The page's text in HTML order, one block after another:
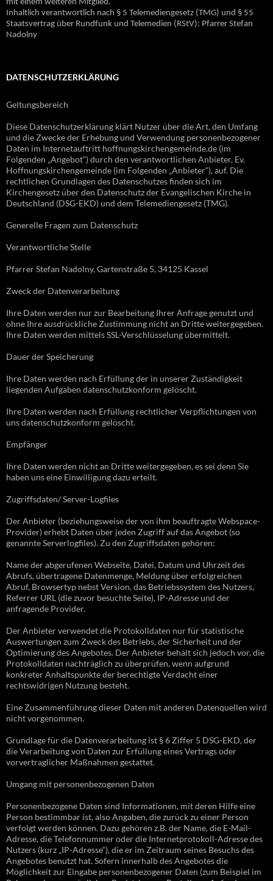
mit einem weiteren Mitglied.
Inhaltlich verantwortlich nach § 5 Telemediengesetz (TMG) und § 55
Staatsvertrag über Rundfunk und Telemedien (RStV): Pfarrer Stefan
Nadolny
DATENSCHUTZERKLÄRUNG
Geltungsbereich
Diese Datenschutzerklärung klärt Nutzer über die Art, den Umfang
und die Zwecke der Erhebung und Verwendung personenbezogener
Daten im Internetauftritt hoffnungskirchengemeinde.de (im
Folgenden „Angebot“) durch den verantwortlichen Anbieter, Ev.
Hoffnungskirchengemeinde (im Folgenden „Anbieter“), auf. Die
rechtlichen Grundlagen des Datenschutzes finden sich im
Kirchengesetz über den Datenschutz der Evangelischen Kirche in
Deutschland (DSG-EKD) und dem Telemediengesetz (TMG).
Generelle Fragen zum Datenschutz
Verantwortliche Stelle
Pfarrer Stefan Nadolny, Gartenstraße 5, 34125 Kassel
Zweck der Datenverarbeitung
Ihre Daten werden nur zur Bearbeitung Ihrer Anfrage genutzt und
ohne Ihre ausdrückliche Zustimmung nicht an Dritte weitergegeben.
Ihre Daten werden mittels SSL-Verschlüsselung übermittelt.
Dauer der Speicherung
Ihre Daten werden nach Erfüllung der in unserer Zuständigkeit
liegenden Aufgaben datenschutzkonform gelöscht.
Ihre Daten werden nach Erfüllung rechtlicher Verpflichtungen von
uns datenschutzkonform gelöscht.
Empfänger
Ihre Daten werden nicht an Dritte weitergegeben, es sei denn Sie
haben uns eine Einwilligung dazu erteilt.
Zugriffsdaten/ Server-Logfiles
Der Anbieter (beziehungsweise der von ihm beauftragte Webspace-
Provider) erhebt Daten über jeden Zugriff auf das Angebot (so
genannte Serverlogfiles). Zu den Zugriffsdaten gehören:
Name der abgerufenen Webseite, Datei, Datum und Uhrzeit des
Abrufs, übertragene Datenmenge, Meldung über erfolgreichen
Abruf, Browsertyp nebst Version, das Betriebssystem des Nutzers,
Referrer URL (die zuvor besuchte Seite), IP-Adresse und der
anfragende Provider.
Der Anbieter verwendet die Protokolldaten nur für statistische
Auswertungen zum Zweck des Betriebs, der Sicherheit und der
Optimierung des Angebotes. Der Anbieter behält sich jedoch vor, die
Protokolldaten nachträglich zu überprüfen, wenn aufgrund
konkreter Anhaltspunkte der berechtigte Verdacht einer
rechtswidrigen Nutzung besteht.
Eine Zusammenführung dieser Daten mit anderen Datenquellen wird
nicht vorgenommen.
Grundlage für die Datenverarbeitung ist § 6 Ziffer 5 DSG-EKD, der
die Verarbeitung von Daten zur Erfüllung eines Vertrags oder
vorvertraglicher Maßnahmen gestattet.
Umgang mit personenbezogenen Daten
Personenbezogene Daten sind Informationen, mit deren Hilfe eine
Person bestimmbar ist, also Angaben, die zurück zu einer Person
verfolgt werden können. Dazu gehören z.B. der Name, die E-Mail-
Adresse, die Telefonnummer oder die Internetprotokoll-Adresse des
Nutzers (kurz „IP-Adresse“), die er im Zeitraum seines Besuchs des
Angebotes benutzt hat. Sofern innerhalb des Angebotes die
Möglichkeit zur Eingabe personenbezogener Daten (zum Beispiel im